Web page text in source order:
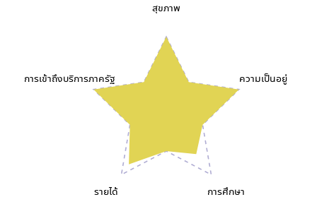
สุขภาพ
ความเป็นอยู่
การศึกษา
รายได้
การเข้าถึงบริการภาครัฐ